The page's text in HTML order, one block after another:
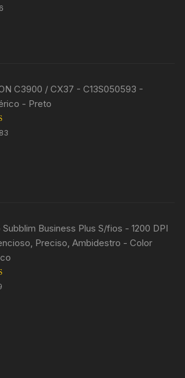
5
C3900 / CX37 - C13S050593 -
- Preto
5
Subblim Business Plus S/fios - 1200 DPI
Preciso, Ambidestro - Color
5